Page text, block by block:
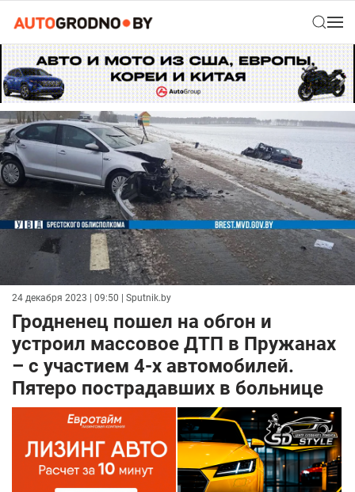
24 декабря 2023 | 09:50 | Sputnik.by
Гродненец пошел на обгон и
устроил массовое ДТП в Пружанах
– с участием 4-х автомобилей.
Пятеро пострадавших в больнице